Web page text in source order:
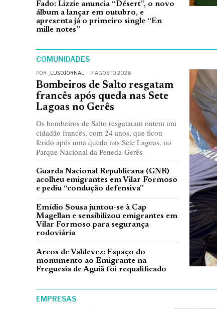
Fado: Lizzie anuncia “Désert”, o novo
álbum a lançar em outubro, e
apresenta já o primeiro single “En
mille notes”
COMUNIDADES
POR _LUSOJORNAL 7 AGOSTO, 2026
Bombeiros de Salto resgatam
francês após queda nas Sete
Lagoas no Gerês
Os bombeiros de Salto resgataram ontem um
cidadão francês, com 24 anos, que ficou
ferido após uma queda nas Sete Lagoas, no
Parque Nacional da Peneda-Gerês
Guarda Nacional Republicana (GNR)
acolheu emigrantes em Vilar Formoso
e pediu “condução defensiva”
Emídio Sousa juntou-se à Cap
Magellan e sensibilizou emigrantes em
Vilar Formoso para segurança
rodoviária
Arcos de Valdevez: Espaço do
monumento ao Emigrante na
Freguesia de Aguiã foi requalificado
EMPRESAS